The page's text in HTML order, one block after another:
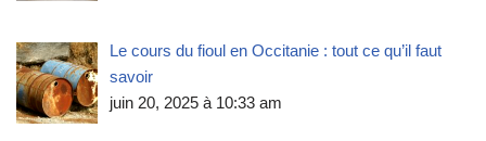
Le cours du fioul en Occitanie : tout ce qu’il faut
savoir
juin 20, 2025 à 10:33 am